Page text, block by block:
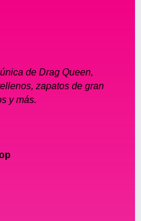
de Drag Queen,
zapatos de gran
y más.